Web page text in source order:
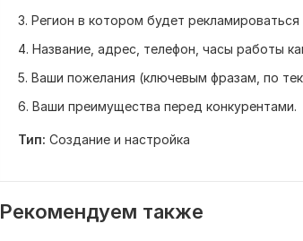
3. Регион в котором будет
4. Название, адрес, телефон, часы работы
5. Ваши пожелания (ключевым фразам, по
6. Ваши преимущества перед конкурентами.
Тип: Создание и настройка
Рекомендуем также